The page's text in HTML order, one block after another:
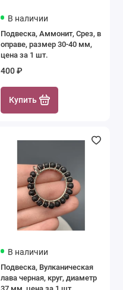
В наличии
Подвеска, Аммонит, Срез, в
оправе, размер 30-40 мм,
цена за 1 шт.
400 ₽
Купить
В наличии
Подвеска, Вулканическая
лава черная, круг, диаметр